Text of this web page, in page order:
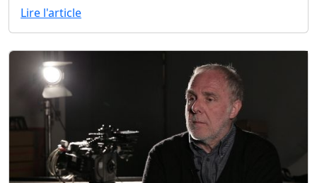
Lire l'article